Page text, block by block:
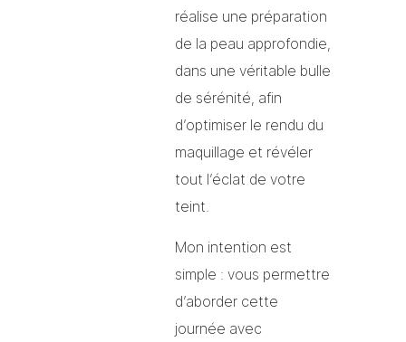
réalise une préparation
de la peau approfondie,
dans une véritable bulle
de sérénité, afin
d’optimiser le rendu du
maquillage et révéler
tout l’éclat de votre
teint.
Mon intention est
simple : vous permettre
d’aborder cette
journée avec